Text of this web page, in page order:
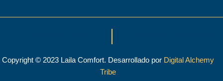
Copyright © 2023 Laila Comfort. Desarrollado por Digital Alchemy
Tribe